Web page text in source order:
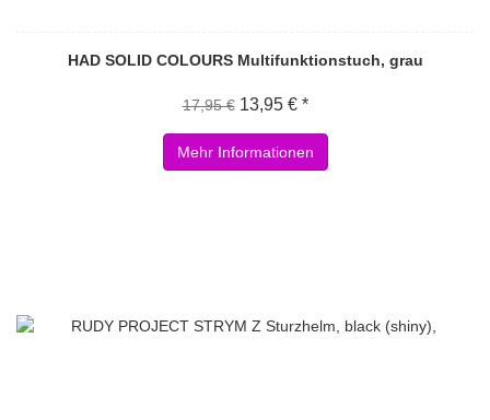
HAD SOLID COLOURS Multifunktionstuch, grau
17,95 € 13,95 € *
Mehr Informationen